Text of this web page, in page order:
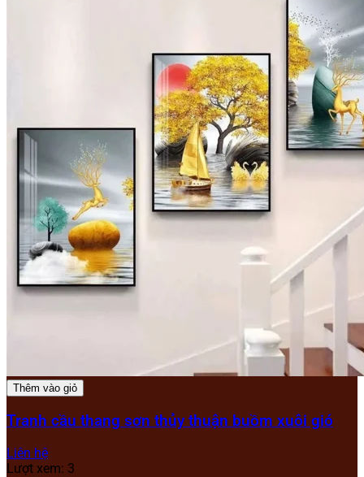
Thêm vào giỏ
Tranh cầu thang sơn thủy thuận buồm xuôi gió
Liên hệ
Lượt xem: 3